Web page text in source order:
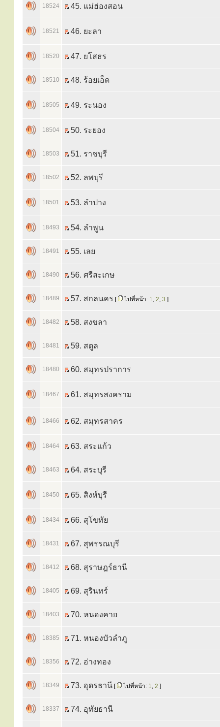
18524 45. แม่ฮ่องสอน
18521 46. ยะลา
18520 47. ยโสธร
18510 48. ร้อยเอ็ด
18505 49. ระนอง
18504 50. ระยอง
18503 51. ราชบุรี
18502 52. ลพบุรี
18501 53. ลำปาง
18493 54. ลำพูน
18491 55. เลย
18490 56. ศรีสะเกษ
18489 57. สกลนคร [ ไปที่หน้า: 1, 2, 3 ]
18482 58. สงขลา
18481 59. สตูล
18480 60. สมุทรปราการ
18467 61. สมุทรสงคราม
18466 62. สมุทรสาคร
18464 63. สระแก้ว
18463 64. สระบุรี
18450 65. สิงห์บุรี
18434 66. สุโขทัย
18431 67. สุพรรณบุรี
18412 68. สุราษฎร์ธานี
18405 69. สุรินทร์
18403 70. หนองคาย
18385 71. หนองบัวลำภู
18356 72. อ่างทอง
18349 73. อุดรธานี [ ไปที่หน้า: 1, 2 ]
18337 74. อุทัยธานี